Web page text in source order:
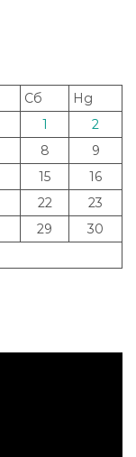
Сб
Нд
1
2
8
9
15
16
22
23
29
30